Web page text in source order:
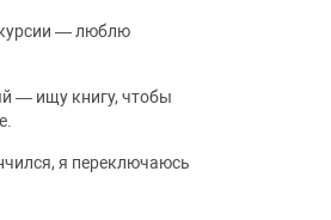
— люблю
— ищу книгу, чтобы
я переключаюсь